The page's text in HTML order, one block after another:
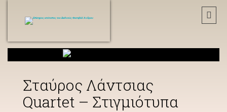
Σταύρος Λάντσιας
Quartet – Στιγμιότυπα